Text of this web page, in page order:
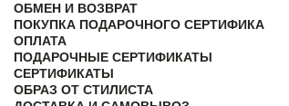
ОБМЕН И ВОЗВРАТ
ПОКУПКА ПОДАРОЧНОГО СЕРТИФИКА
ОПЛАТА
ПОДАРОЧНЫЕ СЕРТИФИКАТЫ
СЕРТИФИКАТЫ
ОБРАЗ ОТ СТИЛИСТА